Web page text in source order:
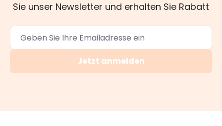
Sie unser Newsletter und erhalten Sie Rabatt
Jetzt anmelden